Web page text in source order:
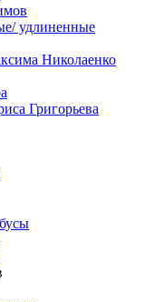
удлиненные
Николаенко
Григорьева